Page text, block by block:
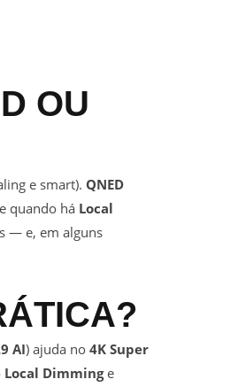
OU
e smart). QNED
quando há Local
— e, em alguns
AI) ajuda no 4K Super
Local Dimminge